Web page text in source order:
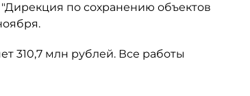
по сохранению объектов
310,7 млн рублей. Все работы